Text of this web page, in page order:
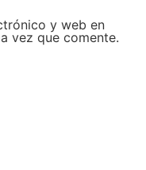
y web en
vez que comente.